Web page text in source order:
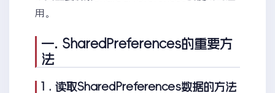
用。
一. SharedPreferences的重要方
法
1 . 读取SharedPreferences数据的方法